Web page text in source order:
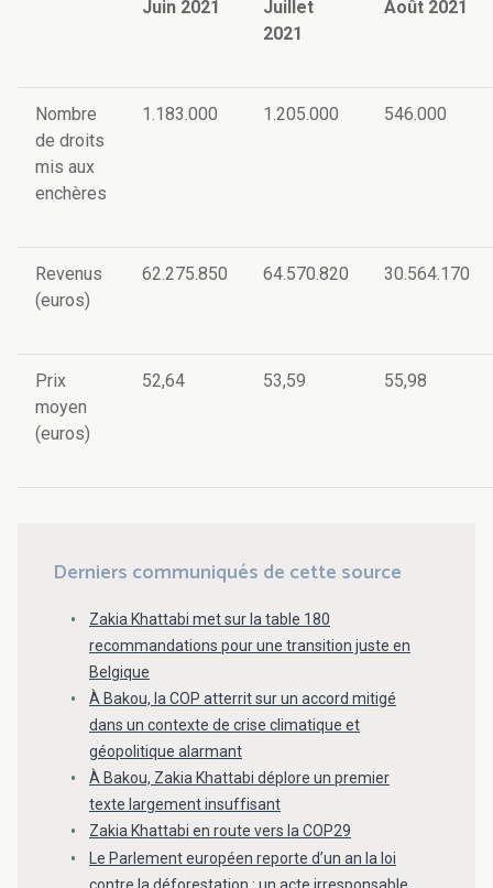
Juin 2021
Juillet
2021
Août 2021
Nombre
de droits
mis aux
enchères
1.183.000 1.205.000 546.000
Revenus
(euros)
62.275.850 64.570.820 30.564.170
Prix
moyen
(euros)
52,64 53,59 55,98
Derniers communiqués de cette source
Zakia Khattabi met sur la table 180
recommandations pour une transition juste en
Belgique
À Bakou, la COP atterrit sur un accord mitigé
dans un contexte de crise climatique et
géopolitique alarmant
À Bakou, Zakia Khattabi déplore un premier
texte largement insuffisant
Zakia Khattabi en route vers la COP29
Le Parlement européen reporte d’un an la loi